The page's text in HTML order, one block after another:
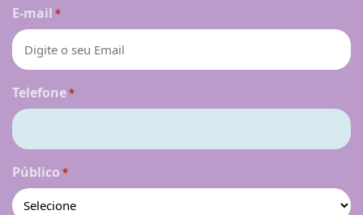
E-mail *
Telefone*
Público *